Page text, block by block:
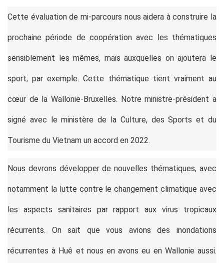
Cette évaluation de mi-parcours nous aidera à construire la
prochaine période de coopération avec les thématiques
sensiblement les mêmes, mais auxquelles on ajoutera le
sport, par exemple. Cette thématique tient vraiment au
cœur de la Wallonie-Bruxelles. Notre ministre-président a
signé avec le ministère de la Culture, des Sports et du
Tourisme du Vietnam un accord en 2022.
Nous devrons développer de nouvelles thématiques, avec
notamment la lutte contre le changement climatique avec
les aspects sanitaires par rapport aux virus tropicaux
récurrents. On sait que vous avions des inondations
récurrentes à Huê et nous en avons eu en Wallonie aussi.